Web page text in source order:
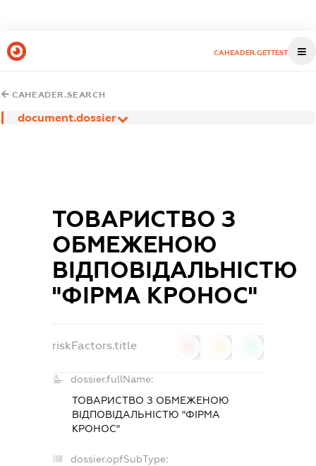
CAHEADER.GETTEST
CAHEADER.SEARCH
document.dossier
ТОВАРИСТВО З
ОБМЕЖЕНОЮ
ВІДПОВІДАЛЬНІСТЮ
"ФІРМА КРОНОС"
riskFactors.title
dossier.fullName:
ТОВАРИСТВО З ОБМЕЖЕНОЮ
ВІДПОВІДАЛЬНІСТЮ "ФІРМА
КРОНОС"
dossier.opfSubType: